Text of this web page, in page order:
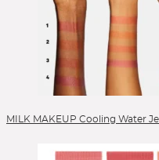
MILK MAKEUP Cooling Water